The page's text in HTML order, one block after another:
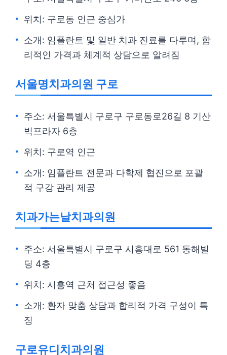
위치: 구로동 인근 중심가
소개: 임플란트 및 일반 치과 진료를 다루며, 합
리적인 가격과 체계적 상담으로 알려짐
서울명치과의원 구로
주소: 서울특별시 구로구 구로동로26길 8 기산
빅프라자 6층
위치: 구로역 인근
소개: 임플란트 전문과 다학제 협진으로 포괄
적 구강 관리 제공
치과가는날치과의원
주소: 서울특별시 구로구 시흥대로 561 동해빌
딩 4층
위치: 시흥역 근처 접근성 좋음
소개: 환자 맞춤 상담과 합리적 가격 구성이 특
징
구로유디치과의원